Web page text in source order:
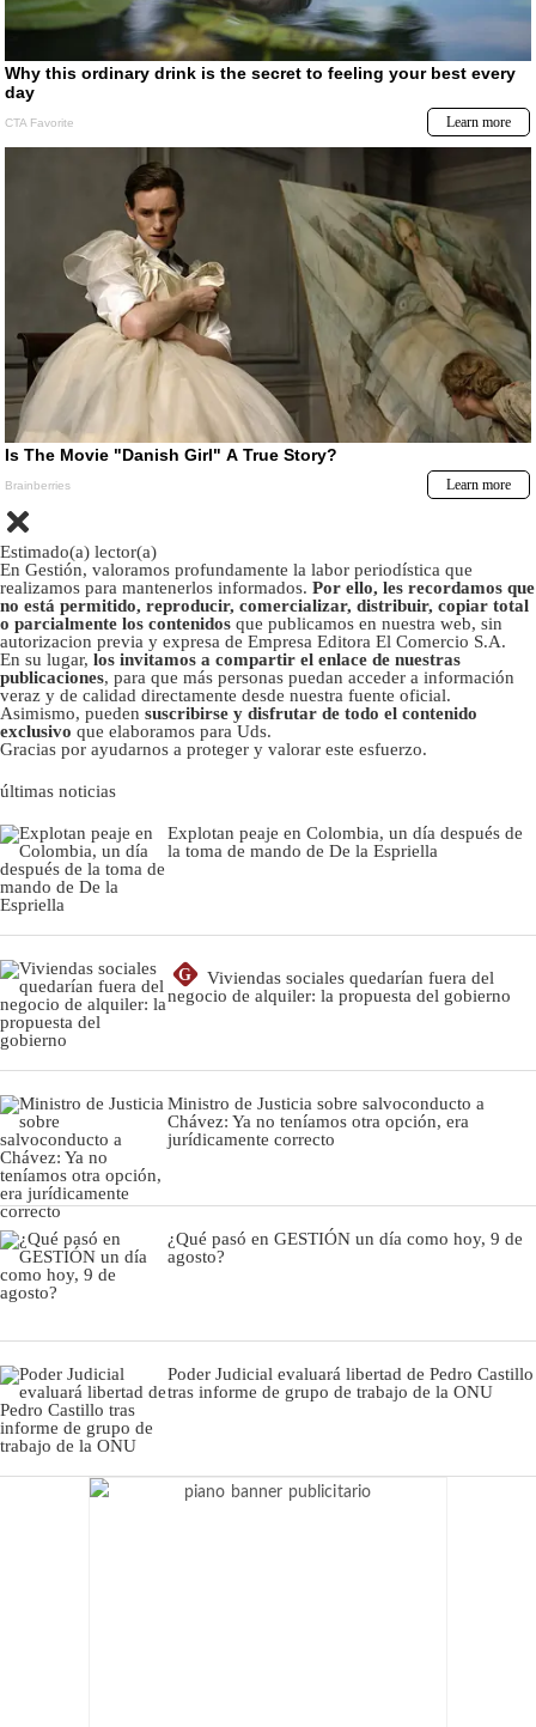
Estimado(a) lector(a)
En Gestión, valoramos profundamente la labor periodística que
realizamos para mantenerlos informados. Por ello, les recordamos que
no está permitido, reproducir, comercializar, distribuir, copiar total
o parcialmente los contenidos que publicamos en nuestra web, sin
autorizacion previa y expresa de Empresa Editora El Comercio S.A.
En su lugar, los invitamos a compartir el enlace de nuestras
publicaciones, para que más personas puedan acceder a información
veraz y de calidad directamente desde nuestra fuente oficial.
Asimismo, pueden suscribirse y disfrutar de todo el contenido
exclusivo que elaboramos para Uds.
Gracias por ayudarnos a proteger y valorar este esfuerzo.
últimas noticias
Explotan peaje en Colombia, un día después de
la toma de mando de De la Espriella
G
Viviendas sociales quedarían fuera del
negocio de alquiler: la propuesta del gobierno
Ministro de Justicia sobre salvoconducto a
Chávez: Ya no teníamos otra opción, era
jurídicamente correcto
¿Qué pasó en GESTIÓN un día como hoy, 9 de
agosto?
Poder Judicial evaluará libertad de Pedro Castillo
tras informe de grupo de trabajo de la ONU